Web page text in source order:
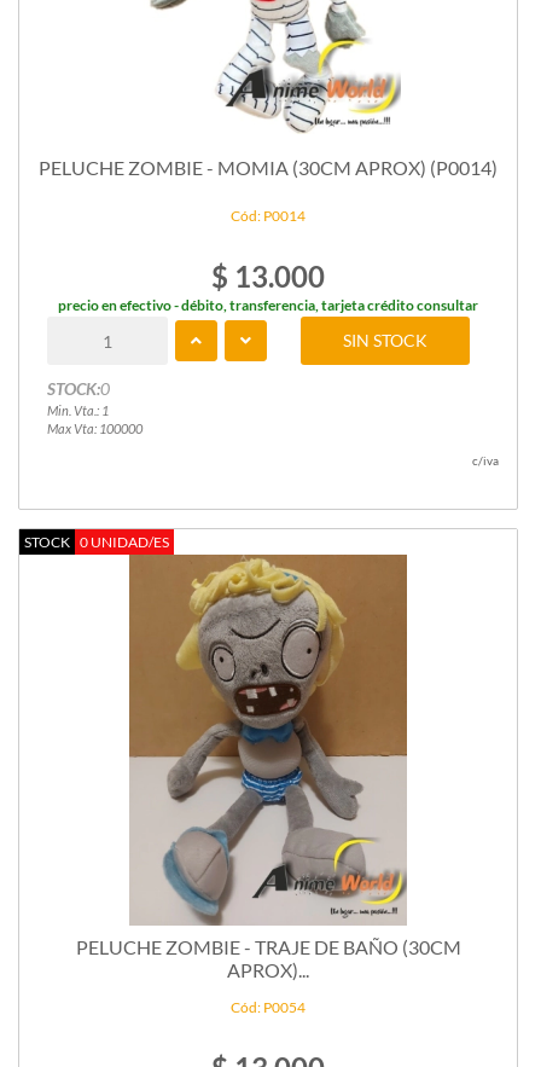
PELUCHE ZOMBIE - MOMIA (30CM APROX) (P0014)
Cód: P0014
$ 13.000
precio en efectivo - débito, transferencia, tarjeta crédito consultar
STOCK:0
Min. Vta.: 1
Max Vta: 100000
SIN STOCK
c/iva
STOCK 0 UNIDAD/ES
PELUCHE ZOMBIE - TRAJE DE BAÑO (30CM
APROX)...
Cód: P0054